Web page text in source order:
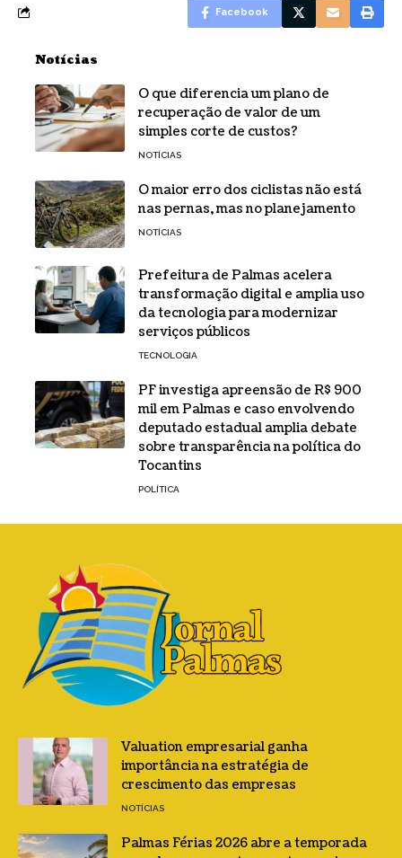
Facebook
Notícias
O que diferencia um plano de
recuperação de valor de um
simples corte de custos?
NOTÍCIAS
O maior erro dos ciclistas não está
nas pernas, mas no planejamento
NOTÍCIAS
Prefeitura de Palmas acelera
transformação digital e amplia uso
da tecnologia para modernizar
serviços públicos
TECNOLOGIA
PF investiga apreensão de R$ 900
mil em Palmas e caso envolvendo
deputado estadual amplia debate
sobre transparência na política do
Tocantins
POLÍTICA
Valuation empresarial ganha
importância na estratégia de
crescimento das empresas
NOTÍCIAS
Palmas Férias 2026 abre a temporada